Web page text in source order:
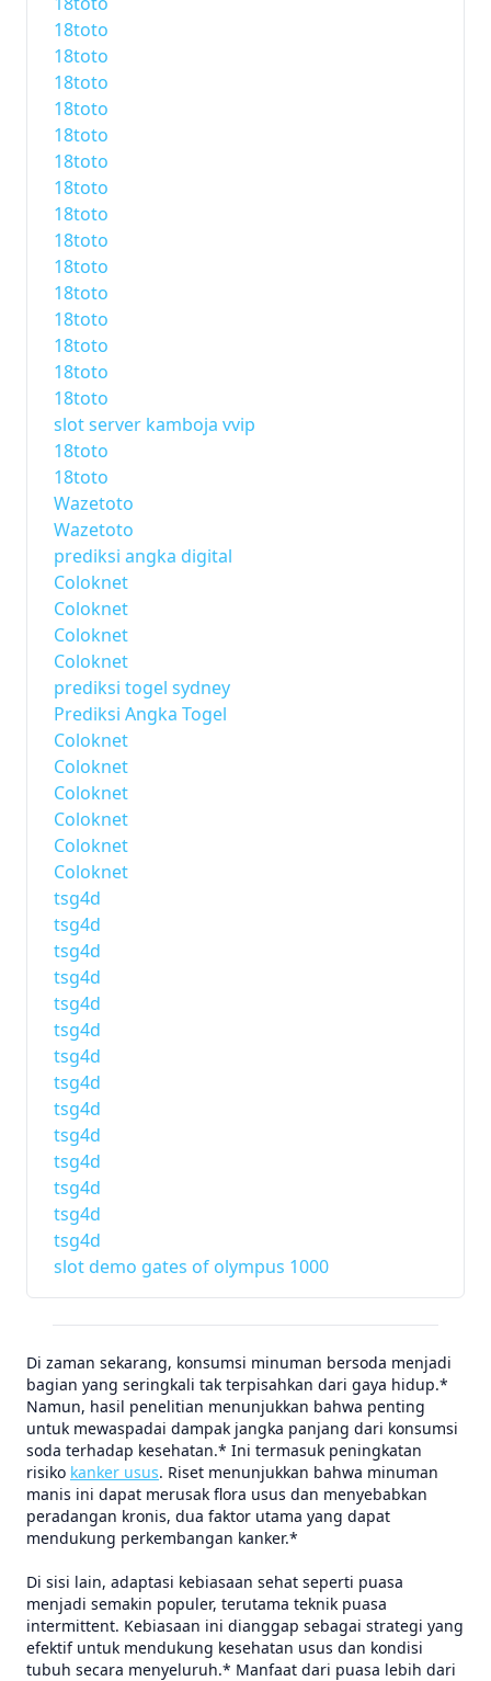
18toto
18toto
18toto
18toto
18toto
18toto
18toto
18toto
18toto
18toto
18toto
18toto
18toto
18toto
18toto
slot server kamboja vvip
18toto
18toto
Wazetoto
Wazetoto
prediksi angka digital
Coloknet
Coloknet
Coloknet
Coloknet
prediksi togel sydney
Prediksi Angka Togel
Coloknet
Coloknet
Coloknet
Coloknet
Coloknet
Coloknet
tsg4d
tsg4d
tsg4d
tsg4d
tsg4d
tsg4d
tsg4d
tsg4d
tsg4d
tsg4d
tsg4d
tsg4d
tsg4d
tsg4d
slot demo gates of olympus 1000
Di zaman sekarang, konsumsi minuman bersoda menjadi
bagian yang seringkali tak terpisahkan dari gaya hidup.*
Namun, hasil penelitian menunjukkan bahwa penting
untuk mewaspadai dampak jangka panjang dari konsumsi
soda terhadap kesehatan.* Ini termasuk peningkatan
risiko kanker usus. Riset menunjukkan bahwa minuman
manis ini dapat merusak flora usus dan menyebabkan
peradangan kronis, dua faktor utama yang dapat
mendukung perkembangan kanker.*
Di sisi lain, adaptasi kebiasaan sehat seperti puasa
menjadi semakin populer, terutama teknik puasa
intermittent. Kebiasaan ini dianggap sebagai strategi yang
efektif untuk mendukung kesehatan usus dan kondisi
tubuh secara menyeluruh.* Manfaat dari puasa lebih dari